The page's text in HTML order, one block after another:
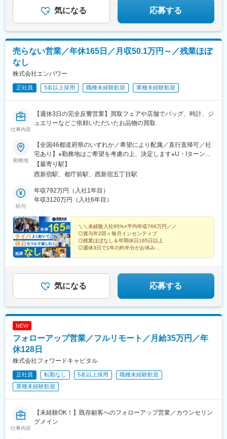
気になる 応募する
売らない営業／年休165日／月収50.1万円～／残業ほぼ
なし
株式会社エンパワー
正社員 5名以上採用 職種未経験歓迎 業種未経験歓迎
仕事内容
【週休3日の完全反響営業】買取フェアや店舗でバッグ、時計、ジ
ュエリーなどご依頼いただいたお品物の買取
勤務地
【全国46都道府県のいずれか／希望により配属／直行直帰可／社
宅あり】※勤務地はご希望を考慮の上、決定します※U・Iターン歓
迎（社宅あり） ※マイカー通勤OK（地域により規定あり。詳細
はお問合せください）◆北海道・東北北海道・青森・岩手・秋
栃木・群馬◆中部山梨・新潟・富山・石川・福井・長野・岐阜・
静岡・愛知・三重◆近畿滋賀・京都・大阪・兵庫・和歌山・奈良
知・徳島◆九州福岡・佐賀・長崎・熊本・大分・宮崎・鹿児島※適
性に応じて直営店舗で経験を積んでいただく場合もあり《出張も
旅行気分で♪》出張先では、チームで現地のグルメを味わったり、
観光地を巡ったり。旅気分でリフレッシュしながら働いていま
す！
【最寄り駅】
西新宿駅、都庁前駅、西新宿五丁目駅
給与
年収792万円（入社1年目）
年収3120万円（入社6年目）
＼＼未経験入社95%×平均年収766万円／／
◎賞与年2回＋毎月インセンティブ
◎残業ほぼなし＆年間休日165日以上
◎週休3日で1年の約半分がお休み
気になる 応募する
NEW
フォローアップ営業／フルリモート／月給35万円／年
休128日
株式会社フォワードキャピタル
正社員 転勤なし 5名以上採用
職種未経験歓迎
業種未経験歓迎
仕事内容
【未経験OK！】既存顧客へのフォローアップ営業／カウンセリン
グメイン